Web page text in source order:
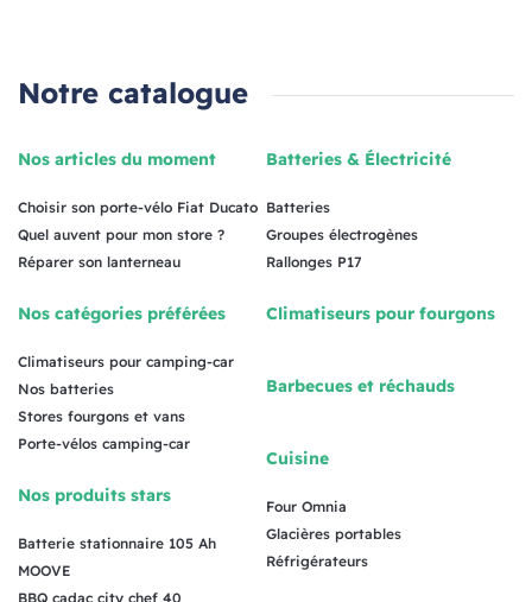
Notre catalogue
Nos articles du moment
Choisir son porte-vélo Fiat Ducato
Quel auvent pour mon store ?
Réparer son lanterneau
Nos catégories préférées
Climatiseurs pour camping-car
Nos batteries
Stores fourgons et vans
Porte-vélos camping-car
Nos produits stars
Batterie stationnaire 105 Ah
MOOVE
BBQ cadac city chef 40
Batteries & Électricité
Batteries
Groupes électrogènes
Rallonges P17
Climatiseurs pour fourgons
Barbecues et réchauds
Cuisine
Four Omnia
Glacières portables
Réfrigérateurs